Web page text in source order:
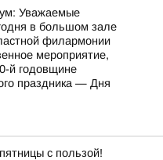
Уважаемые
в большом зале
филармонии
мероприятие,
й годовщине
праздника — Дня
с пользой!